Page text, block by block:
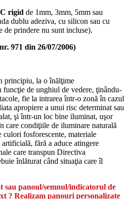
rigid de 1mm, 3mm, 5mm sau
dublu adeziva, cu silicon sau cu
prindere nu sunt incluse).
971 din 26/07/2006)
principiu, la o înălţime
funcţie de unghiul de vedere, ţinându-
fie la intrarea într-o zonă în cazul
apropiere a unui risc determinat sau
şi într-un loc bine iluminat, uşor
care condiţiile de iluminare naturală
culori fosforescente, materiale
fără a aduce atingere
care transpun Directiva
înlăturat când situaţia care îl
sau panoul/semnul/indicatorul de
? Realizam panouri personalizate